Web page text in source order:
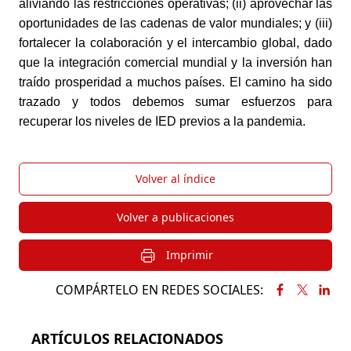
aliviando las restricciones operativas; (ii) aprovechar las
oportunidades de las cadenas de valor mundiales; y (iii)
fortalecer la colaboración y el intercambio global, dado
que la integración comercial mundial y la inversión han
traído prosperidad a muchos países. El camino ha sido
trazado y todos debemos sumar esfuerzos para
recuperar los niveles de IED previos a la pandemia.
Volver al índice
Volver a publicaciones
Imprimir
COMPÁRTELO EN REDES SOCIALES:
ARTÍCULOS RELACIONADOS